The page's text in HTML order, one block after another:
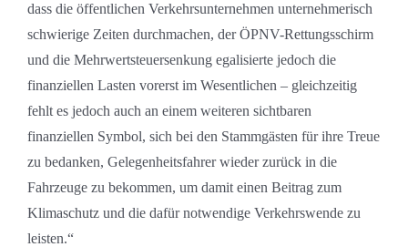
dass die öffentlichen Verkehrsunternehmen unternehmerisch
schwierige Zeiten durchmachen, der ÖPNV-Rettungsschirm
und die Mehrwertsteuersenkung egalisierte jedoch die
finanziellen Lasten vorerst im Wesentlichen – gleichzeitig
fehlt es jedoch auch an einem weiteren sichtbaren
finanziellen Symbol, sich bei den Stammgästen für ihre Treue
zu bedanken, Gelegenheitsfahrer wieder zurück in die
Fahrzeuge zu bekommen, um damit einen Beitrag zum
Klimaschutz und die dafür notwendige Verkehrswende zu
leisten.“